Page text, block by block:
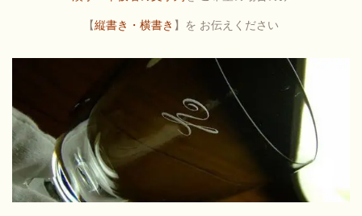
【縦書き・横書き 】を お伝えください